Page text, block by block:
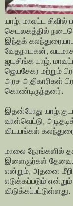
யாழ். மாவட்ட சிவில்
செயலகத்தில்
இந்தக்
வேதநாயகன்,
ஜயசிங்க யாழ்.
ஜெயசேகர மற்றும்
அரச அதிகாரிகள்
கொண்டிருந்தனர்.
இதன்போது
வாள்வெட்டு,
விடயங்கள்
மாலை நேரங்களில்
இளைஞர்கள் தேவையற்ற
என்றும், அதனை மீறி
எடுக்கப்படும்
விடுக்கப்பட்டுள்ளது.